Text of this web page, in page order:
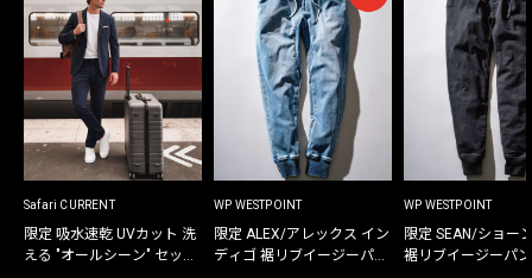
Safari CURRENT
限定 吸水速乾 UVカット 洗
える "オールシーン" セット
WP WESTPOINT
限定 ALEX/アレックス イン
ディゴ 裾リブイージーパン
WP WESTPOINT
限定 SEAN/ショー
裾リブイージーパ